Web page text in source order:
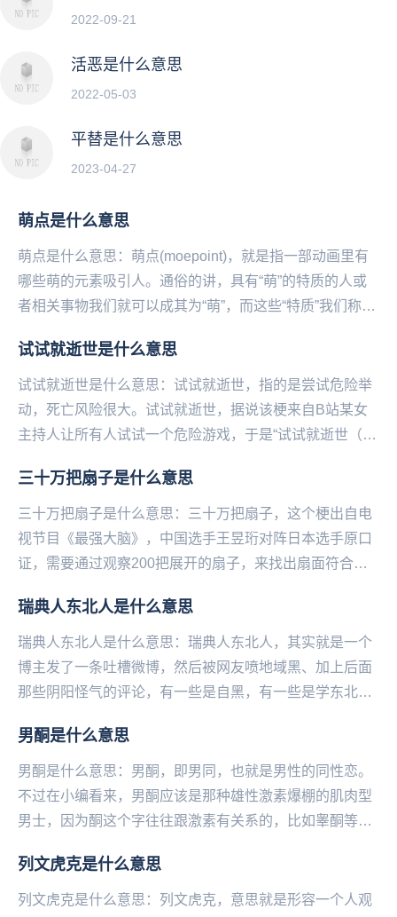
2022-09-21
活恶是什么意思
2022-05-03
平替是什么意思
2023-04-27
萌点是什么意思
萌点是什么意思：萌点(moepoint)，就是指一部动画里有
哪些萌的元素吸引人。通俗的讲，具有“萌”的特质的人或
者相关事物我们就可以成其为“萌”，而这些“特质”我们称其
试试就逝世是什么意思
试试就逝世是什么意思：试试就逝世，指的是尝试危险举
动，死亡风险很大。试试就逝世，据说该梗来自B站某女
主持人让所有人试试一个危险游戏，于是“试试就逝世（试
三十万把扇子是什么意思
三十万把扇子是什么意思：三十万把扇子，这个梗出自电
视节目《最强大脑》，中国选手王昱珩对阵日本选手原口
证，需要通过观察200把展开的扇子，来找出扇面符合主
瑞典人东北人是什么意思
瑞典人东北人是什么意思：瑞典人东北人，其实就是一个
博主发了一条吐槽微博，然后被网友喷地域黑、加上后面
那些阴阳怪气的评论，有一些是自黑，有一些是学东北人
说...
男酮是什么意思
男酮是什么意思：男酮，即男同，也就是男性的同性恋。
不过在小编看来，男酮应该是那种雄性激素爆棚的肌肉型
男士，因为酮这个字往往跟激素有关系的，比如睾酮等。
视...
列文虎克是什么意思
列文虎克是什么意思：列文虎克，意思就是形容一个人观